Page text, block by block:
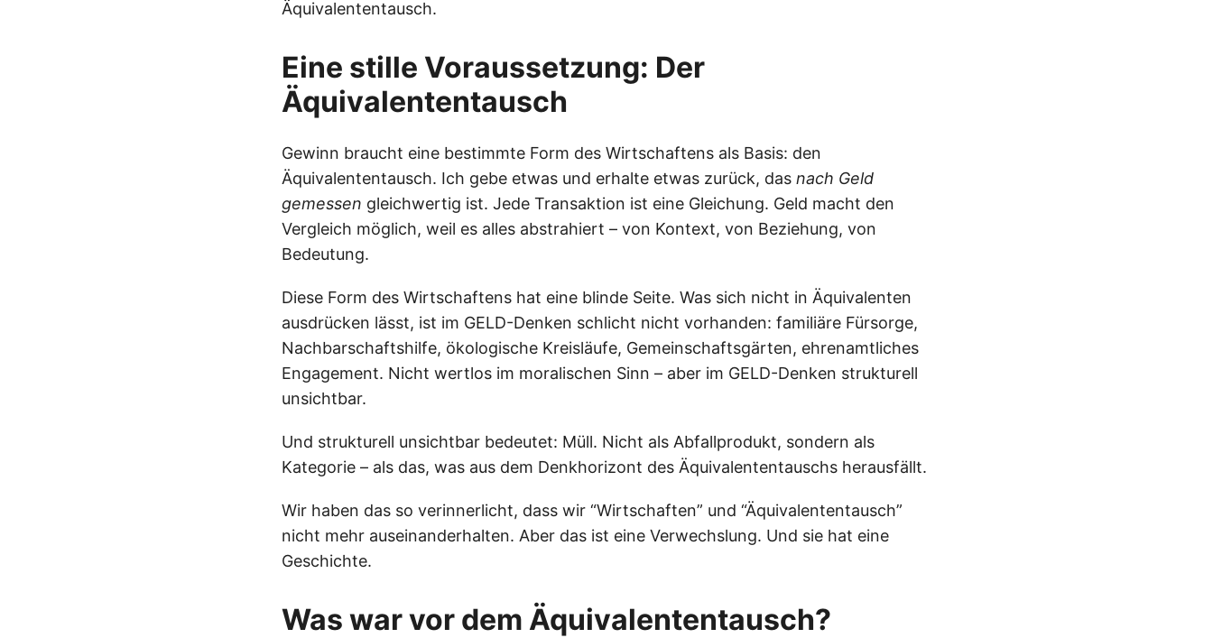
Äquivalententausch.
Eine stille Voraussetzung: Der
Äquivalententausch
Gewinn braucht eine bestimmte Form des Wirtschaftens als Basis: den
Äquivalententausch. Ich gebe etwas und erhalte etwas zurück, das nach Geld
gemessen gleichwertig ist. Jede Transaktion ist eine Gleichung. Geld macht den
Vergleich möglich, weil es alles abstrahiert – von Kontext, von Beziehung, von
Bedeutung.
Diese Form des Wirtschaftens hat eine blinde Seite. Was sich nicht in Äquivalenten
ausdrücken lässt, ist im GELD-Denken schlicht nicht vorhanden: familiäre Fürsorge,
Nachbarschaftshilfe, ökologische Kreisläufe, Gemeinschaftsgärten, ehrenamtliches
Engagement. Nicht wertlos im moralischen Sinn – aber im GELD-Denken strukturell
unsichtbar.
Und strukturell unsichtbar bedeutet: Müll. Nicht als Abfallprodukt, sondern als
Kategorie – als das, was aus dem Denkhorizont des Äquivalententauschs herausfällt.
Wir haben das so verinnerlicht, dass wir “Wirtschaften” und “Äquivalententausch”
nicht mehr auseinanderhalten. Aber das ist eine Verwechslung. Und sie hat eine
Geschichte.
Was war vor dem Äquivalententausch?